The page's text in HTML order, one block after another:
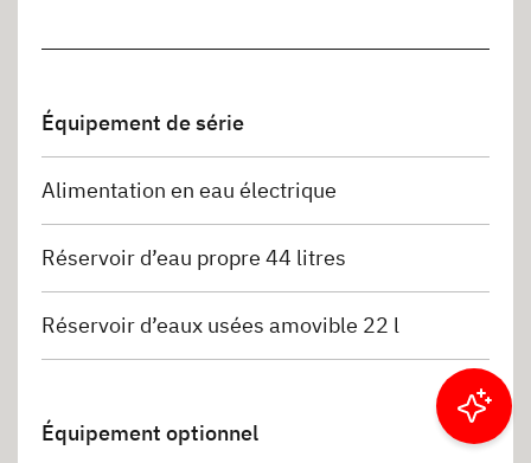
Équipement de série
Alimentation en eau électrique
Réservoir d’eau propre 44 litres
Réservoir d’eaux usées amovible 22 l
Équipement optionnel
Filtrer les résultats